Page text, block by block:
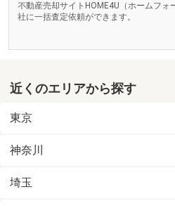
不動産売却サイトHOME4U（ホームフ
社に一括査定依頼ができます。
近くのエリアから探す
東京
神奈川
埼玉